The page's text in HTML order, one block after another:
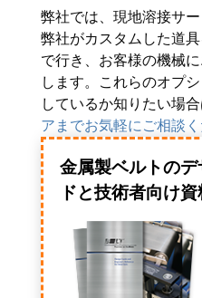
弊社では、現地溶接サ
弊社がカスタムした道
で行き、お客様の機械
します。これらのオプ
しているか知りたい場合
アまでお気軽にご相談
金属製ベルトのデ
ドと技術者向け資